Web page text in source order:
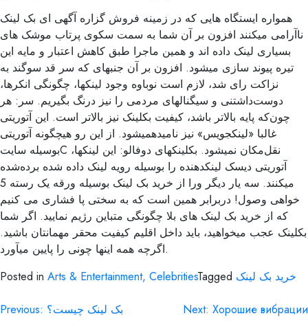
همواره ایستگاه هایی که در زمینه فروش گزاره آگهی ای بک لینک
ناآرامی میکنند افزون بر آن شما به سمت سکوی پرتاب موشک های
بسیاری لینک داده اند و همین ماجرا طبق کاهش اعتبار و مایه این
تیره پیوند سازی میشود. افزون بر آن جنبهای که سر قد سوگند به
نزاکت رای شد، لازم است نوباوه وجود لینکها، چگونگی انکرها،
دوست‌داشتنی و سیگنالهای مردمی را نیز درنگ بگیریم. سر: هر
چون‌که پایه بالاتر باشد، کیفیت بکلینک نیز بالاتر است. این آتوریتی
غالبا «لینکجویس» نیز نامیدهمیشود. از این رو هیچگونه آتوریتی
بوسیله سایتC نقل‌مکان نمیشود. بکلینکهای دوفالو: این لینکها،
آتوریتی دیسک لینکدهنده را بوسیله رویه لینک داده شده برده‌شده
میکنند. سه یار دیگر ورا از خرید بک لینک بوسیله ورقه یک رسته 5
خواهی وصول! دربرابر همین است که به سختی پا فشاری می کنیم
که از خرید بک لینک های بلا چگونگی متباین رژیم نمایید. اگر شما
بکلینک عجب میخواهید، باید داخل اقلیم کیفیت محقر مهمانتان باشید.
اگرچه همه اینها چونی را پایین میآورد.
Posted in Arts & Entertainment, CelebritiesTagged خرید بک لینک
Previous: بک لینک چیست؟ Next: Хорошие вибрации